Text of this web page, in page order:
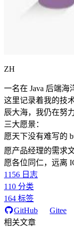
ZH
一名在 Java 后端海
这里记录着我的技
辰大海，我仍在努
三大愿景：
愿天下没有难写的
愿产品经理的需求
愿各位同仁，远离
1156 日志
110 分类
164 标签
GitHub
Gitee
相关文章